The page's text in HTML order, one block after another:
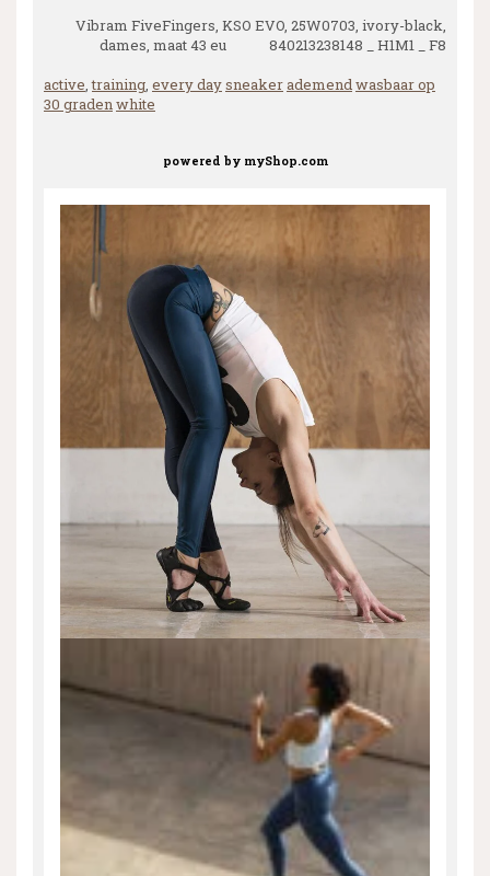
Vibram FiveFingers, KSO EVO, 25W0703, ivory-black,
dames, maat 43 eu 840213238148 _ H1M1 _ F8
active,training, every daysneakerademendwasbaar op
30 gradenwhite
powered by myShop.com